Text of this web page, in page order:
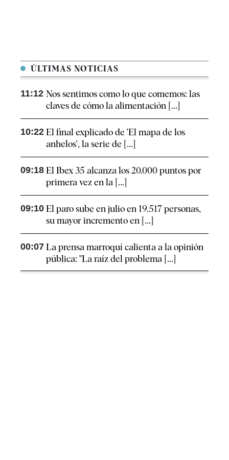
ÚLTIMAS NOTICIAS
11:12 Nos sentimos como lo que comemos: las
claves de cómo la alimentación [...]
10:22 El final explicado de 'El mapa de los
anhelos', la serie de [...]
09:18 El Ibex 35 alcanza los 20.000 puntos por
primera vez en la [...]
09:10 El paro sube en julio en 19.517 personas,
su mayor incremento en [...]
00:07 La prensa marroquí calienta a la opinión
pública: "La raíz del problema [...]